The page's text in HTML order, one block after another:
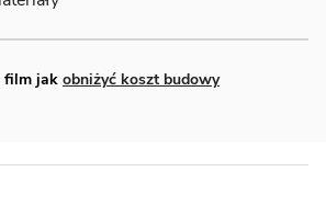
film jak obniżyć koszt budowy